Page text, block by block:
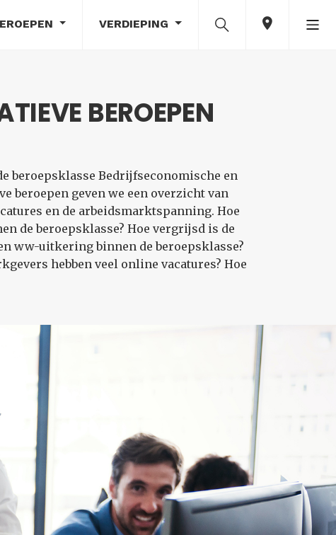
VERDIEPING
BEROEPEN
beroepsklasse Bedrijfseconomische en
beroepen geven we een overzicht van
en de arbeidsmarktspanning. Hoe
de beroepsklasse? Hoe vergrijsd is de
ww-uitkering binnen de beroepsklasse?
hebben veel online vacatures? Hoe